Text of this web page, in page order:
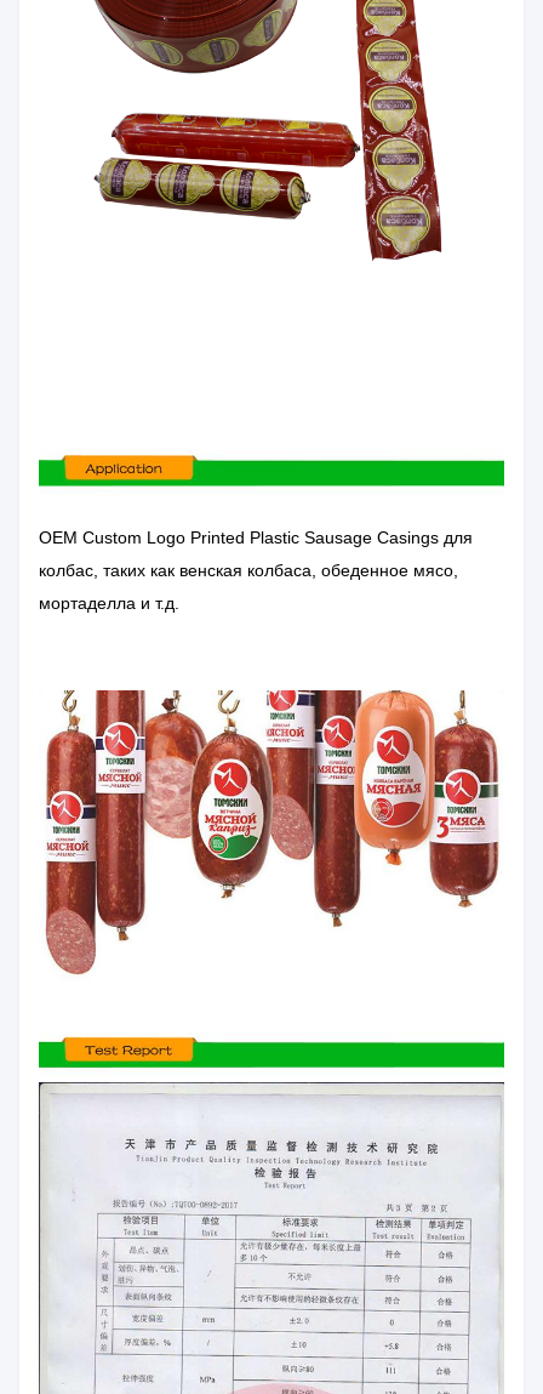
OEM Custom Logo Printed Plastic Sausage Casings для
колбас, таких как венская колбаса, обеденное мясо,
мортаделла и т.д.